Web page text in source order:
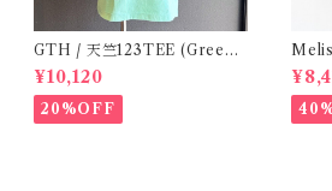
GTH / 天竺123TEE (Green)
/ Size 1
¥10,120
20%OFF
na (